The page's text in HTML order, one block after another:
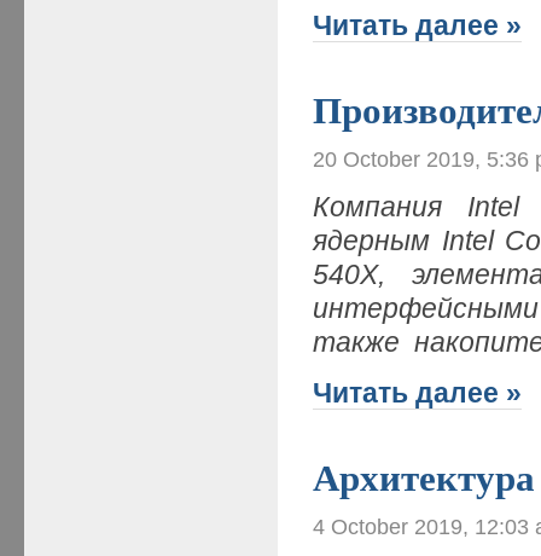
Читать далее »
20 October 2019, 5:36
Компания
ядерным Intel
540X,
также
Читать далее »
4 October 2019, 12:03